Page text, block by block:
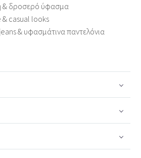
& δροσερό ύφασμα
& casual looks
& υφασμάτινα παντελόνια